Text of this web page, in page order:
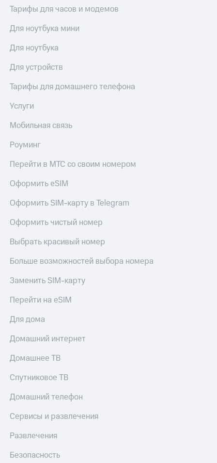
Тарифы для часов и модемов
Для ноутбука мини
Для ноутбука
Для устройств
Тарифы для домашнего телефона
Услуги
Мобильная связь
Роуминг
Перейти в МТС со своим номером
Оформить eSIM
Оформить SIM-карту в Telegram
Оформить чистый номер
Выбрать красивый номер
Больше возможностей выбора номера
Заменить SIM-карту
Перейти на eSIM
Для дома
Домашний интернет
Домашнее ТВ
Спутниковое ТВ
Домашний телефон
Сервисы и развлечения
Развлечения
Безопасность